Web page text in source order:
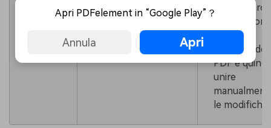
finalizzati poiché ne
preservano il layout e
la formattazione.
potrebbero
dover
su copie
separate del
PDF e quindi
unire
le modifiche.
Apri PDFelement in “Google Play”？
Annula Apri